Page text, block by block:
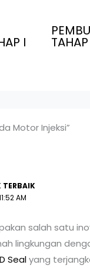
I
Motor Injeksi”
TERBAIK
AM
salah satu
lingkungan
Sealyang